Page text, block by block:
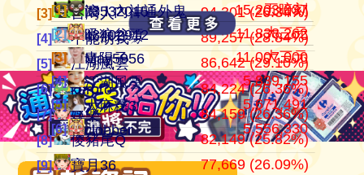
愛台灣打麻將🖥️📱適用於所有市面上大部分
瀏覽器(HTML5 遊戲)，免下載，免安裝，
現在立即點擊馬上玩😊❤️💕😘
[3] 11060203 24,268,916
[4] ‘見好就收’ 21,354,199
[5] Apple0613 21,270,160
[6] it2989674 18,649,605
[7] i918472090 15,737,216
[8] ONTARIO歐巴桑 11,221,251
[9] it2967408 9,803,724
[3] 台灣人 94,301 (26.34%)
[4] 不能胡我ㄉ 89,257 (28.84%)
[5] 江湖風雲 86,642 (29.10%)
[6] keroro 84,224 (26.36%)
[7] 娛樂 84,159 (26.36%)
[8] 儍豬尾Q 82,149 (25.82%)
[9] 寶月36 77,669 (26.09%)
[3] 台灣人 358,007
[4] keroro 319,481
[5] 娛樂 319,255
[6] 儍豬尾Q 318,123
[7] 不能胡我ㄉ 309,529
[8] 江湖風雲 297,690
[9] 寶月36 297,644
[1] 滾！內神通外鬼坐斃A賽金15,203,037
[2] 吸狼谷頭 11,838,262
[3] 青陽子 11,007,000
[4] 江湖風雲 5,839,155
[5] 大麻糬3 5,671,491
[6] clobber 5,556,330
[1] it3532015 五暗刻
[2] it3402912 大三元
[3] May5956 大三元